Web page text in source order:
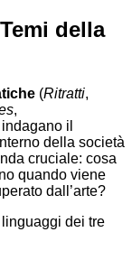
della
(Ritratti,
,
il
della società
cruciale: cosa
quando viene
dall’arte?
linguaggi dei tre